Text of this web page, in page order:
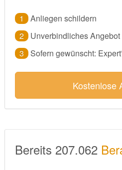
1 Anliegen schildern
2 Unverbindliches Angebot
3 Sofern gewünscht:
Kostenlose
Bereits 207.062